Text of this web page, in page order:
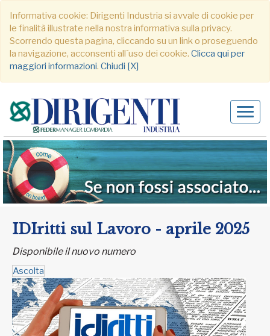
Informativa cookie: Dirigenti Industria si avvale di cookie per
le finalità illustrate nella nostra informativa sulla privacy.
Scorrendo questa pagina, cliccando su un link o proseguendo
la navigazione, acconsenti all´uso dei cookie. Clicca qui per
maggiori informazioni. Chiudi [X]
IDIritti sul Lavoro - aprile 2025
Disponibile il nuovo numero
Ascolta